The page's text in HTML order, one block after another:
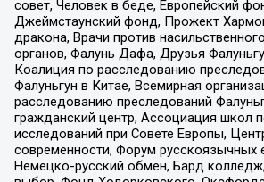
совет, Человек в беде, Европейский
Джеймстаунский фонд, Прожект
дракона, Врачи против
органов, Фалунь Дафа, Друзья
Коалиция по расследованию
Фалуньгун в Китае, Всемирная
расследованию преследований
гражданский центр, Ассоциация школ
исследований при Совете Европы,
современности, Форум русскоязычных
Немецко-русский обмен, Бард